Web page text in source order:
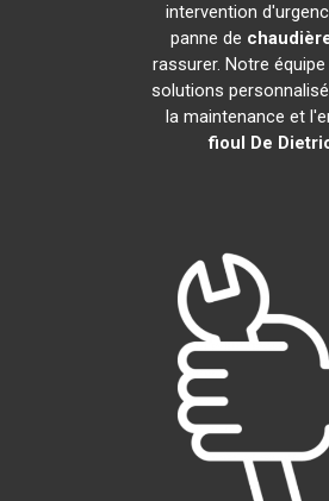
intervention
panne de
rassurer. Notre
solutions
la maintenance et
fioul De